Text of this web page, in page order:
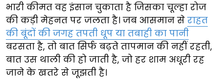
भारी कीमत वह इंसान चुकाता है जिसका चूल्हा रोज
की कड़ी मेहनत पर जलता है। जब आसमान से राहत
की बूंदों की जगह तपती धूप या तबाही का पानी
बरसता है, तो बात सिर्फ बढ़ते तापमान की नहीं रहती,
बात उस थाली की हो जाती है, जो हर शाम अधूरी रह
जाने के खतरे से जूझती है।